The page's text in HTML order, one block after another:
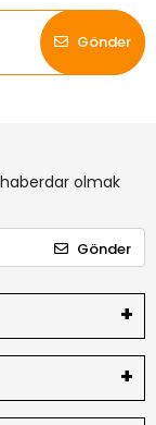
Gönder
olmak
Gönder